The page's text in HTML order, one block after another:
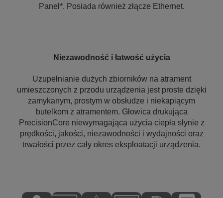
Panel*. Posiada również złącze Ethernet.
Niezawodność i łatwość użycia
Uzupełnianie dużych zbiorników na atrament
umieszczonych z przodu urządzenia jest proste dzięki
zamykanym, prostym w obsłudze i niekapiącym
butelkom z atramentem. Głowica drukująca
PrecisionCore niewymagająca użycia ciepła słynie z
prędkości, jakości, niezawodności i wydajności oraz
trwałości przez cały okres eksploatacji urządzenia.